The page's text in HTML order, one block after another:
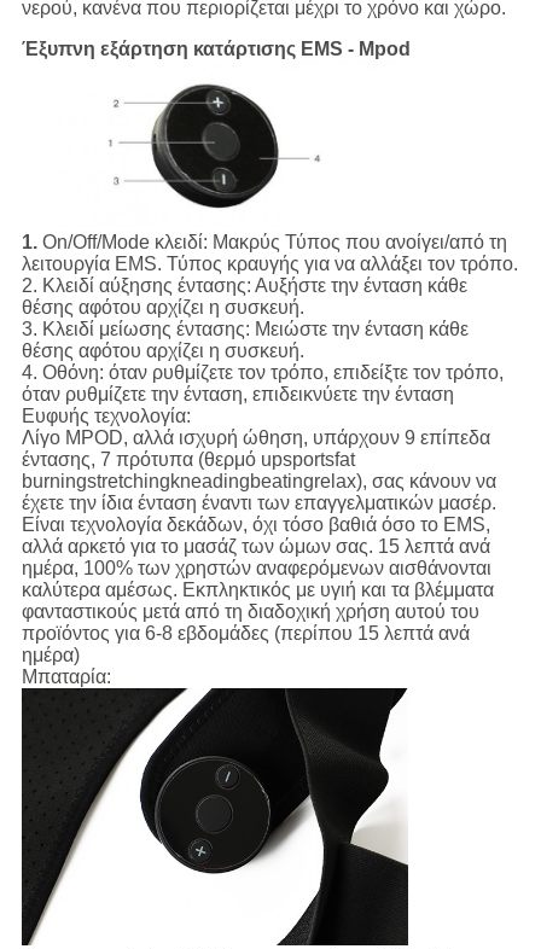
νερού, κανένα που περιορίζεται μέχρι το χρόνο και χώρο.
Έξυπνη εξάρτηση κατάρτισης EMS - Mpod
1. On/Off/Mode κλειδί: Μακρύς Τύπος που ανοίγει/από τη
λειτουργία EMS. Τύπος κραυγής για να αλλάξει τον τρόπο.
2. Κλειδί αύξησης έντασης: Αυξήστε την ένταση κάθε
θέσης αφότου αρχίζει η συσκευή.
3. Κλειδί μείωσης έντασης: Μειώστε την ένταση κάθε
θέσης αφότου αρχίζει η συσκευή.
4. Οθόνη: όταν ρυθμίζετε τον τρόπο, επιδείξτε τον τρόπο,
όταν ρυθμίζετε την ένταση, επιδεικνύετε την ένταση
Ευφυής τεχνολογία:
Λίγο MPOD, αλλά ισχυρή ώθηση, υπάρχουν 9 επίπεδα
έντασης, 7 πρότυπα (θερμό upsportsfat
burningstretchingkneadingbeatingrelax), σας κάνουν να
έχετε την ίδια ένταση έναντι των επαγγελματικών μασέρ.
Είναι τεχνολογία δεκάδων, όχι τόσο βαθιά όσο το EMS,
αλλά αρκετό για το μασάζ των ώμων σας. 15 λεπτά ανά
ημέρα, 100% των χρηστών αναφερόμενων αισθάνονται
καλύτερα αμέσως. Εκπληκτικός με υγιή και τα βλέμματα
φανταστικούς μετά από τη διαδοχική χρήση αυτού του
προϊόντος για 6-8 εβδομάδες (περίπου 15 λεπτά ανά
ημέρα)
Μπαταρία: